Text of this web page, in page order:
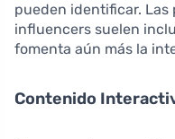
pueden identificar.
influencers suelen
fomenta aún más la
Contenido